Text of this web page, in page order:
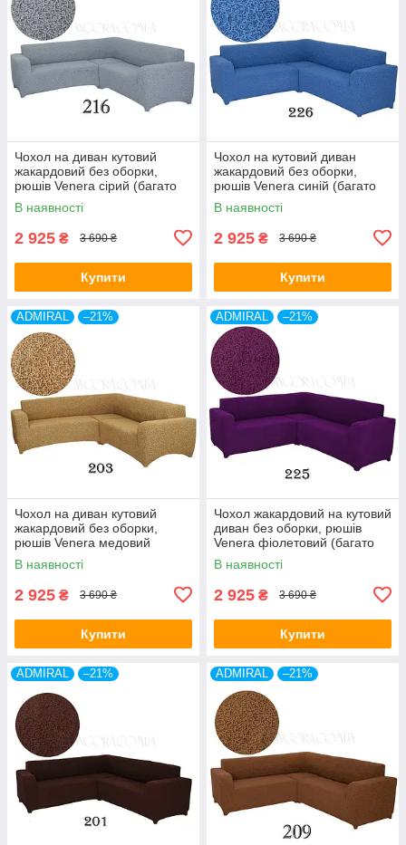
Чохол на диван кутовий
жакардовий без оборки,
рюшів Venera сірий (багато
кольорів)
В наявності
2 925 ₴ 3 690 ₴
Купити
Чохол на кутовий диван
жакардовий без оборки,
рюшів Venera синій (багато
кольорів)
В наявності
2 925 ₴ 3 690 ₴
Купити
ADMIRAL –21%
Чохол на диван кутовий
жакардовий без оборки,
рюшів Venera медовий
(багато кольорів)
В наявності
2 925 ₴ 3 690 ₴
Купити
ADMIRAL –21%
Чохол жакардовий на кутовий
диван без оборки, рюшів
Venera фіолетовий (багато
кольорів)
В наявності
2 925 ₴ 3 690 ₴
Купити
ADMIRAL –21% ADMIRAL –21%